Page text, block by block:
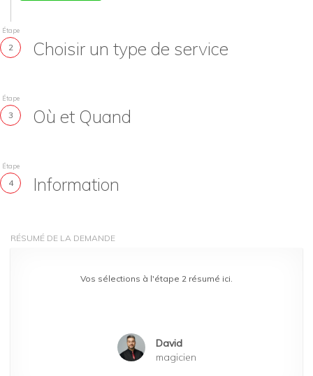
Étape
2 Choisir un type de service
Étape
3 Où et Quand
Étape
4 Information
RÉSUMÉ DE LA DEMANDE
Vos sélections à l'étape 2 résumé ici.
David
magicien